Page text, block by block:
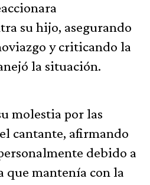
su hijo, asegurando
y criticando la
la situación.
molestia por las
cantante, afirmando
debido a
que mantenía con la